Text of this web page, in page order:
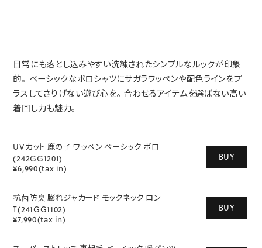
日常にも落とし込みやすい洗練されたシンプルなルックが印象
的。 ベーシックなポロシャツにサガラワッペンや配色ラインをプ
ラスしてさりげない遊び心を。 合わせるアイテムを選ばない高い
着回し力も魅力。
UVカット 鹿の子 ワッペン ベーシック ポロ
(242GG1201)
¥6,990(tax in)
BUY
抗菌防臭 膨れジャカード モックネック ロン
T(241GG1102)
¥7,990(tax in)
BUY